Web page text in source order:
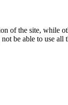
of the site,
be able to use all